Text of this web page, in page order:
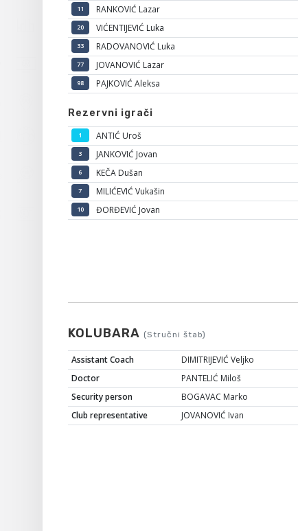
11 RANKOVIĆ Lazar
20 VIĆENTIJEVIĆ Luka
33 RADOVANOVIĆ Luka
77 JOVANOVIĆ Lazar
98 PAJKOVIĆ Aleksa
Rezervni igrači
1 ANTIĆ Uroš
3 JANKOVIĆ Jovan
6 KEČA Dušan
7 MILIĆEVIĆ Vukašin
10 ĐORĐEVIĆ Jovan
KOLUBARA (Stručni štab)
Assistant Coach
DIMITRIJEVIĆ Veljko
Doctor
PANTELIĆ Miloš
Security person
BOGAVAC Marko
Club representative
JOVANOVIĆ Ivan